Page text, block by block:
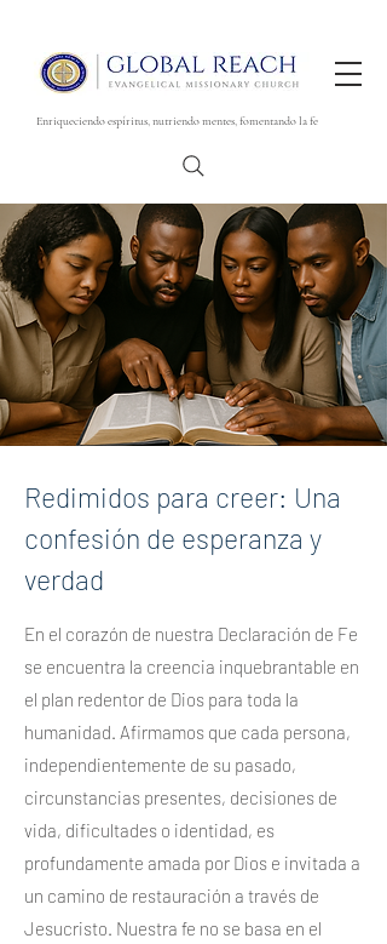
Enriqueciendo espíritus, nutriendo mentes, fomentando la fe
Redimidos para creer: Una
confesión de esperanza y
verdad
En el corazón de nuestra Declaración de Fe
se encuentra la creencia inquebrantable en
el plan redentor de Dios para toda la
humanidad. Afirmamos que cada persona,
independientemente de su pasado,
circunstancias presentes, decisiones de
vida, dificultades o identidad, es
profundamente amada por Dios e invitada a
un camino de restauración a través de
Jesucristo. Nuestra fe no se basa en el